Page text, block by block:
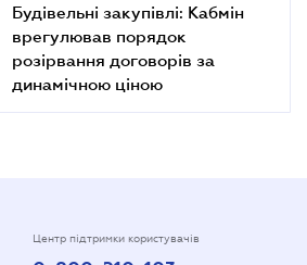
Будівельні закупівлі: Кабмін
врегулював порядок
розірвання договорів за
динамічною ціною
Центр підтримки користувачів